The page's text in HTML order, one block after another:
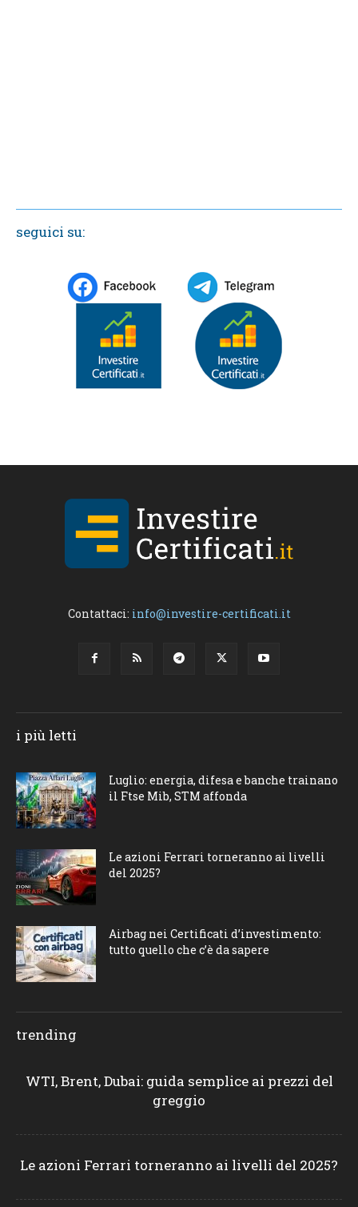
seguici su:
Contattaci: info@investire-certificati.it
i più letti
Luglio: energia, difesa e banche trainano
il Ftse Mib, STM affonda
Le azioni Ferrari torneranno ai livelli
del 2025?
Airbag nei Certificati d’investimento:
tutto quello che c’è da sapere
trending
WTI, Brent, Dubai: guida semplice ai prezzi del
greggio
Le azioni Ferrari torneranno ai livelli del 2025?